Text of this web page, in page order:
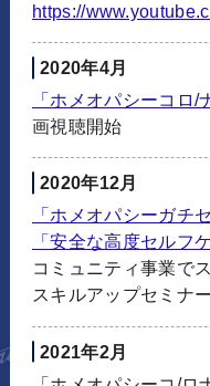
https://
2020年4月
「ホメオパシーコロ/
画視聴開始
2020年12月
「ホメオパシーガチ
「安全な高度セルフ
コミュニティ事業で
スキルアップセミナ
2021年2月